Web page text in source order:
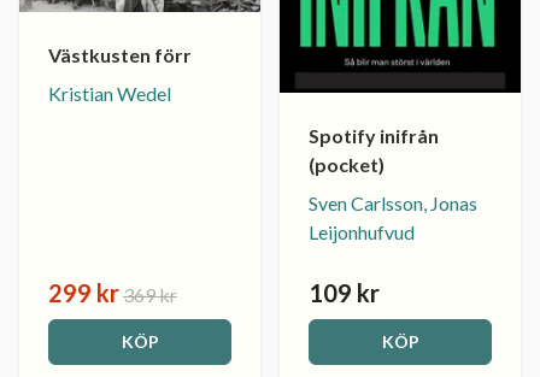
Västkusten förr
Kristian Wedel
299 kr369 kr
KÖP
Spotify inifrån
(pocket)
Sven Carlsson, Jonas
Leijonhufvud
109 kr
KÖP